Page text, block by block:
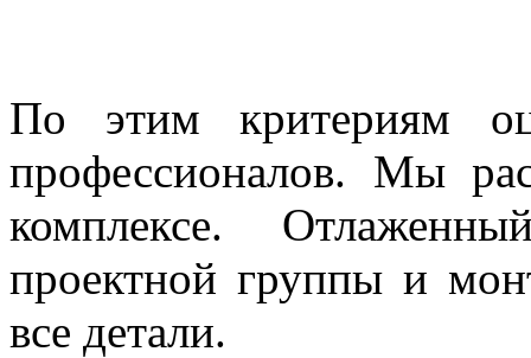
По этим критериям
профессионалов. Мы
комплексе.
проектной группы и
все детали.